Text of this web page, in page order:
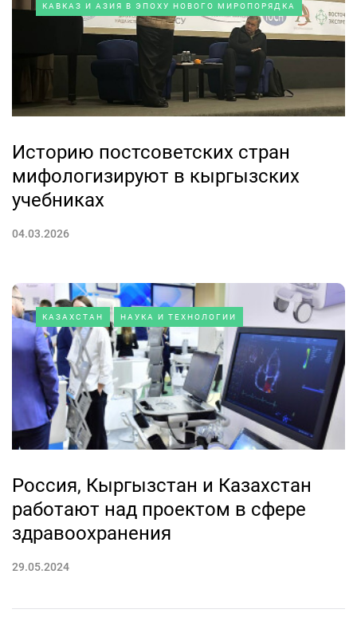
КАВКАЗ И АЗИЯ В ЭПОХУ НОВОГО МИРОПОРЯДКА
Историю постсоветских стран
мифологизируют в кыргызских
учебниках
04.03.2026
КАЗАХСТАН НАУКА И ТЕХНОЛОГИИ
Россия, Кыргызстан и Казахстан
работают над проектом в сфере
здравоохранения
29.05.2024